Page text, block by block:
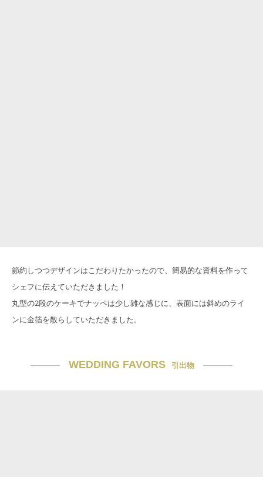
節約しつつデザインはこだわりたかったので、簡易的な資料を作って
シェフに伝えていただきました！
丸型の2段のケーキでナッペは少し雑な感じに、表面には斜めのライ
ンに金箔を散らしていただきました。
WEDDING FAVORS 引出物